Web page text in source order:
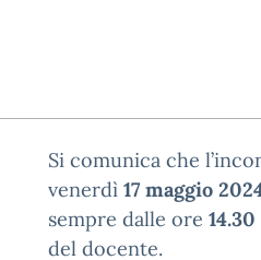
Si comunica che
venerdì 17 maggio
sempre dalle ore 14.30
del docente.